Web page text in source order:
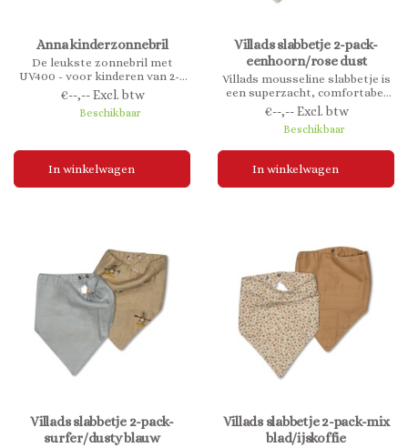
Anna kinderzonnebril
De leukste zonnebril met
UV400 - voor kinderen van 2-8
jaar. Verkrijgbaar in 4
verschillende kleuren
€--,-- Excl. btw
Beschikbaar
In winkelwagen
Villads slabbetje 2-pack-
eenhoorn/rose dust
Villads mousseline slabbetje is
een superzacht, comfortabel
en omkeerbaar slabbetje. Het
slabbetje sluit met drukknopen
en is in maat verstelbaar.
€--,-- Excl. btw
Beschikbaar
In winkelwagen
Villads slabbetje 2-pack-
surfer/dusty blauw
Villads slabbetje 2-pack-mix
blad/ijskoffie